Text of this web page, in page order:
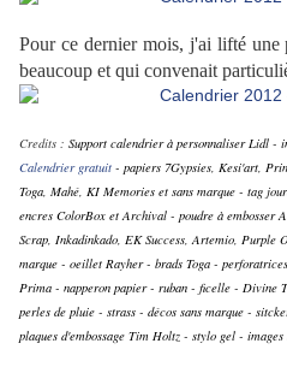
Pour ce dernier mois, j'ai lifté une
beaucoup et qui convenait
Credits : Support calendrier à personnaliser Lidl -
Calendrier gratuit - papiers 7Gypsies, Kesi'art,
Toga, Mahé, KI Memories et sans marque - tag
encres ColorBox et Archival - poudre à embosser
Scrap, Inkadinkado, EK Success, Artemio, Purple
marque - oeillet Rayher - brads Toga -
Prima - napperon papier - ruban - ficelle - Divine
perles de pluie - strass - décos sans marque -
plaques d'embossage Tim Holtz - stylo gel -